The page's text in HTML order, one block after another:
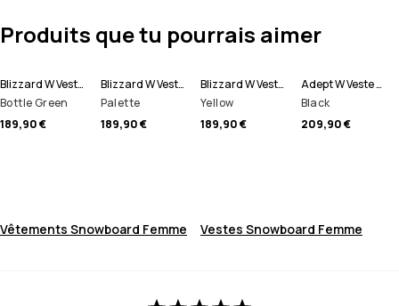
Produits que tu pourrais aimer
Blizzard W Veste Snowboard Femme
Bottle Green
189,90 €
Blizzard W Veste Snowboard Femme
Palette
189,90 €
Blizzard W Veste Snowboard Femme
Yellow
189,90 €
Adept W Veste Snowboard Femme
Black
209,90 €
Vêtements Snowboard Femme Vestes Snowboard Femme